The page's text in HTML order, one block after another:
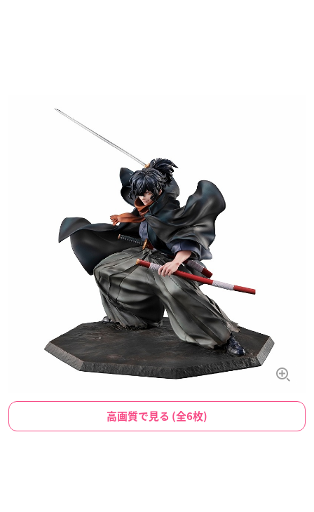
高画質で見る (全6枚)